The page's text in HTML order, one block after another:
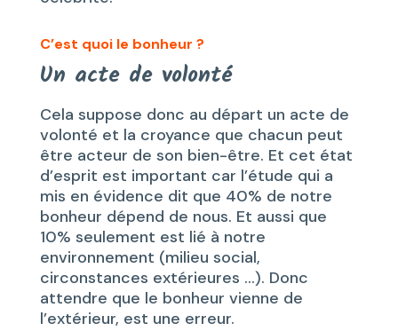
C’est quoi le bonheur ?
Un acte de volonté
Cela suppose donc au départ un acte de
volonté et la croyance que chacun peut
être acteur de son bien-être. Et cet état
d’esprit est important car l’étude qui a
mis en évidence dit que 40% de notre
bonheur dépend de nous. Et aussi que
10% seulement est lié à notre
environnement (milieu social,
circonstances extérieures …). Donc
attendre que le bonheur vienne de
l’extérieur, est une erreur.